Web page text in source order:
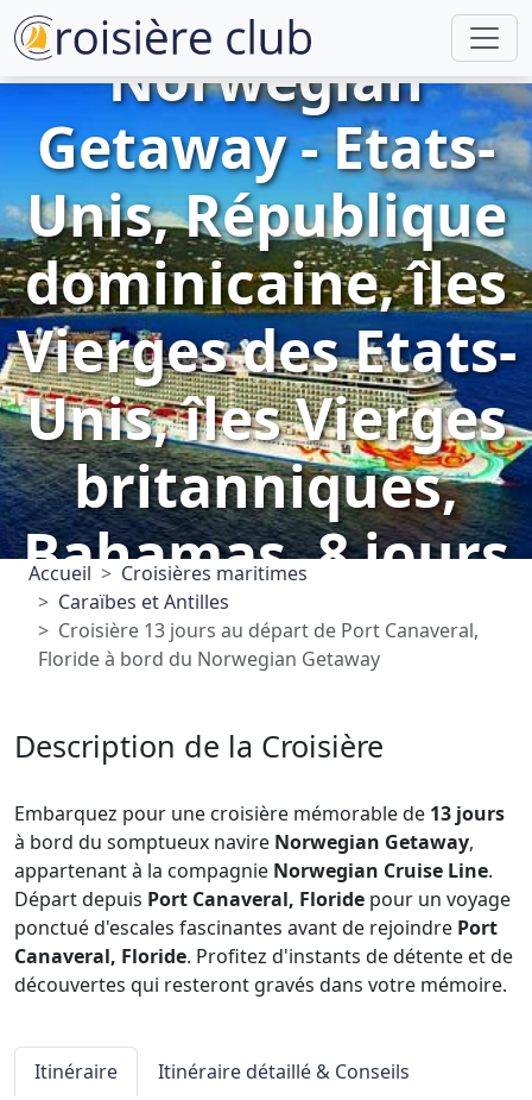
Norwegian
Getaway - Etats-
Unis, République
dominicaine, îles
Vierges des Etats-
Unis, îles Vierges
britanniques,
Bahamas, 8 jours
Accueil
Croisières maritimes
Caraïbes et Antilles
Croisière 13 jours au départ de Port Canaveral,
Floride à bord du Norwegian Getaway
Description de la Croisière
Embarquez pour une croisière mémorable de 13 jours
à bord du somptueux navire Norwegian Getaway,
appartenant à la compagnie Norwegian Cruise Line.
Départ depuis Port Canaveral, Floride pour un voyage
ponctué d'escales fascinantes avant de rejoindre Port
Canaveral, Floride. Profitez d'instants de détente et de
découvertes qui resteront gravés dans votre mémoire.
Itinéraire
Itinéraire détaillé & Conseils